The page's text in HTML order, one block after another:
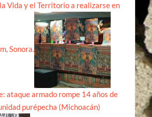
Vida y el Territorio a realizarse en
Sonora.
ataque armado rompe 14 años de
purépecha (Michoacán)